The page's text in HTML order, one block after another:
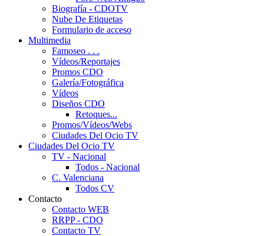
Biografía - CDOTV
Nube De Etiquetas
Formulario de acceso
Multimedia
Famoseo . . .
Vídeos/Reportajes
Promos CDO
Galería/Fotográfica
Vídeos
Diseños CDO
Retoques...
Promos/Vídeos/Webs
Ciudades Del Ocio TV
Ciudades Del Ocio TV
TV - Nacional
Todos - Nacional
C. Valenciana
Todos CV
Contacto
Contacto WEB
RRPP - CDO
Contacto TV